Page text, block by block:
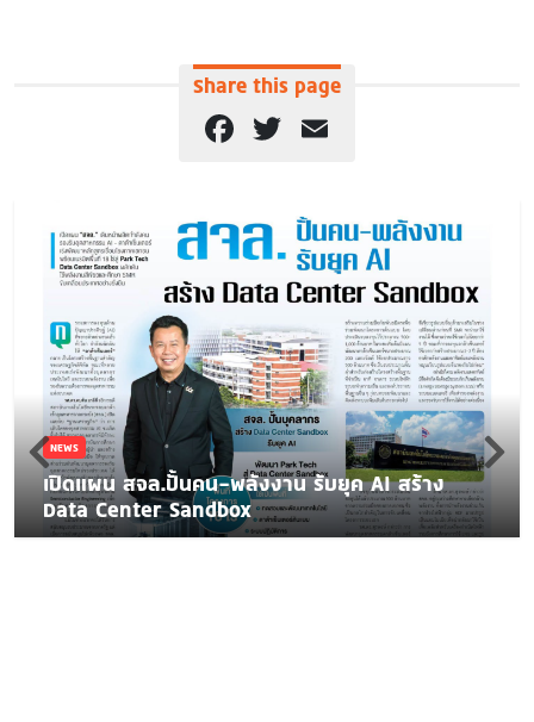
Share this page
Facebook
Twitter
NEWS
เปิดแผน สจล.ปั้นคน-พลังงาน รับยุค AI สร้าง
Data Center Sandbox